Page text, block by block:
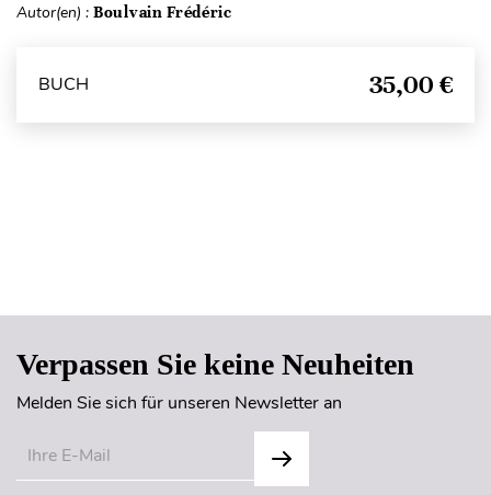
Autor(en) : Boulvain Frédéric
BUCH 35,00 €
Verpassen Sie keine Neuheiten
Melden Sie sich für unseren Newsletter an